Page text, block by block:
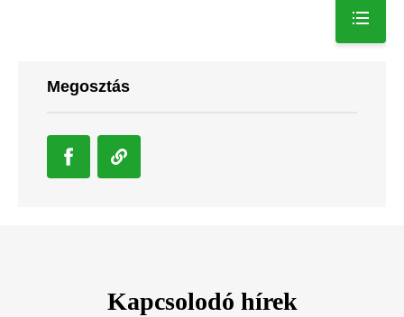
Megosztás
Kapcsolodó hírek